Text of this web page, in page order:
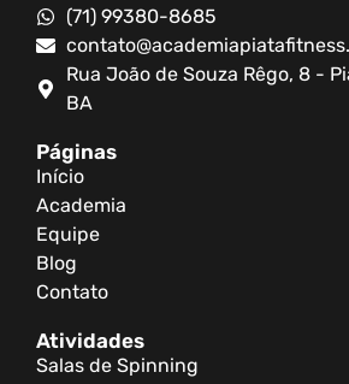
(71) 99380-8685
Rua João de Souza Rêgo, 8 -
BA
Páginas
Início
Academia
Equipe
Blog
Contato
Atividades
Salas de Spinning